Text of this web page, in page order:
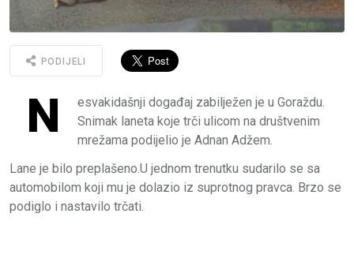
PODIJELI
N
esvakidašnji događaj zabilježen je u Goraždu.
Snimak laneta koje trči ulicom na društvenim
mrežama podijelio je Adnan Adžem.
Lane je bilo preplašeno.U jednom trenutku sudarilo se sa
automobilom koji mu je dolazio iz suprotnog pravca. Brzo se
podiglo i nastavilo trčati.